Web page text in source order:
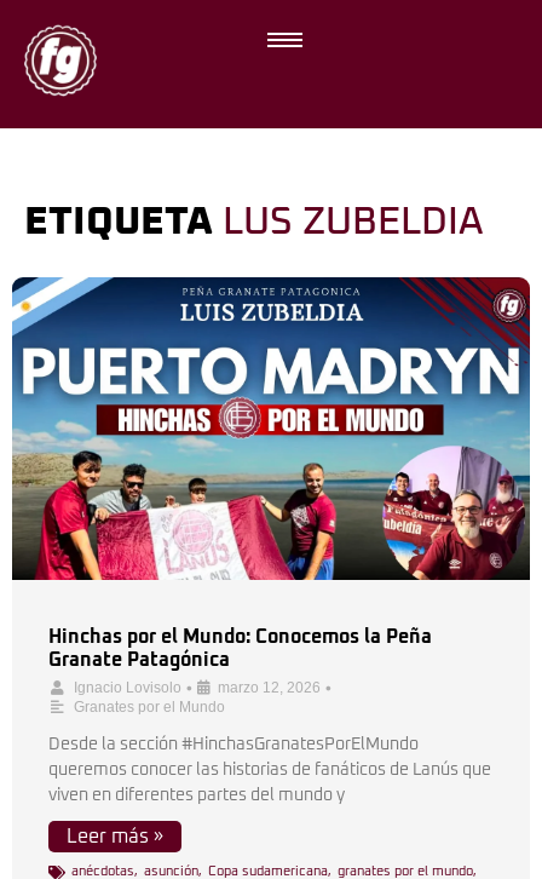
ETIQUETA LUS ZUBELDIA
Hinchas por el Mundo: Conocemos la Peña
Granate Patagónica
Ignacio Lovisolo • marzo 12, 2026 •
Granates por el Mundo
Desde la sección #HinchasGranatesPorElMundo
queremos conocer las historias de fanáticos de Lanús que
viven en diferentes partes del mundo y
Leer más »
anécdotas, asunción, Copa sudamericana, granates por el mundo,